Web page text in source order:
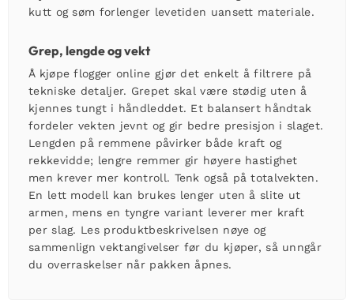
kutt og søm forlenger levetiden uansett materiale.
Grep, lengde og vekt
Å kjøpeflogger online gjør det enkelt å filtrere på
tekniske detaljer. Grepet skal være stødig uten å
kjennes tungt i håndleddet. Et balansert håndtak
fordeler vekten jevnt og gir bedre presisjon i slaget.
Lengden på remmene påvirker både kraft og
rekkevidde; lengre remmer gir høyere hastighet
men krever mer kontroll. Tenk også på totalvekten.
En lett modell kan brukes lenger uten å slite ut
armen, mens en tyngre variant leverer mer kraft
per slag. Les produktbeskrivelsen nøye og
sammenlign vektangivelser før du kjøper, så unngår
du overraskelser når pakken åpnes.